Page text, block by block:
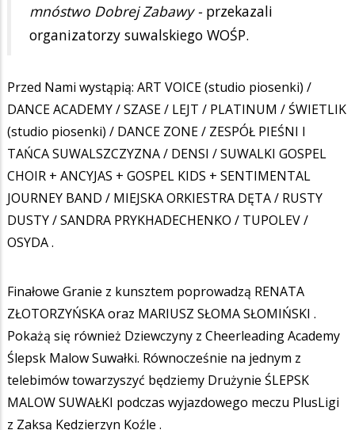
mnóstwo Dobrej Zabawy - przekazali
organizatorzy suwalskiego WOŚP.
Przed Nami wystąpią: ART VOICE (studio piosenki) /
DANCE ACADEMY / SZASE / LEJT / PLATINUM / ŚWIETLIK
(studio piosenki) / DANCE ZONE / ZESPÓŁ PIEŚNI I
TAŃCA SUWALSZCZYZNA / DENSI / SUWALKI GOSPEL
CHOIR + ANCYJAS + GOSPEL KIDS + SENTIMENTAL
JOURNEY BAND / MIEJSKA ORKIESTRA DĘTA / RUSTY
DUSTY / SANDRA PRYKHADECHENKO / TUPOLEV /
OSYDA .
Finałowe Granie z kunsztem poprowadzą RENATA
ZŁOTORZYŃSKA oraz MARIUSZ SŁOMA SŁOMIŃSKI .
Pokażą się również Dziewczyny z Cheerleading Academy
Ślepsk Malow Suwałki. Równocześnie na jednym z
telebimów towarzyszyć będziemy Drużynie ŚLEPSK
MALOW SUWAŁKI podczas wyjazdowego meczu PlusLigi
z Zaksą Kędzierzyn Koźle .